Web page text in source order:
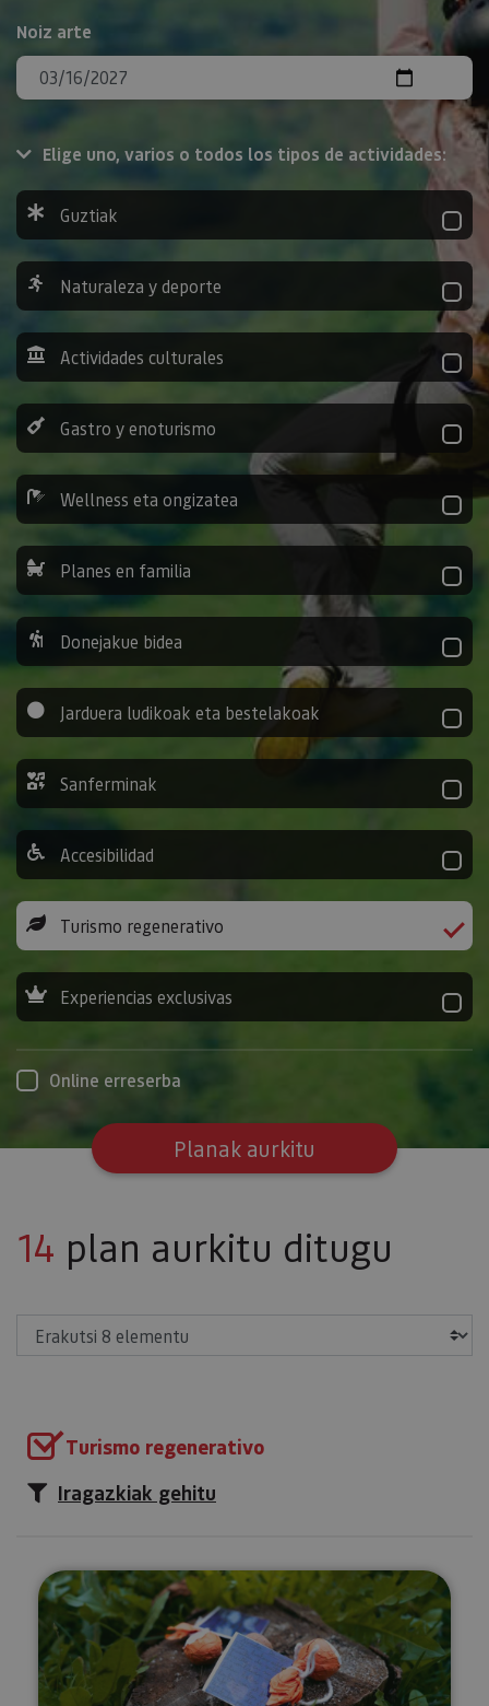
Noiz arte
Elige uno, varios o todos los tipos de actividades:
Guztiak
Naturaleza y deporte
Actividades culturales
Gastro y enoturismo
Wellness eta ongizatea
Planes en familia
Donejakue bidea
Jarduera ludikoak eta bestelakoak
Sanferminak
Accesibilidad
Turismo regenerativo
Experiencias exclusivas
Online erreserba
Planak aurkitu
14 plan aurkitu ditugu
Turismo regenerativo
Iragazkiak gehitu
Naturarekin bat egiteko eta